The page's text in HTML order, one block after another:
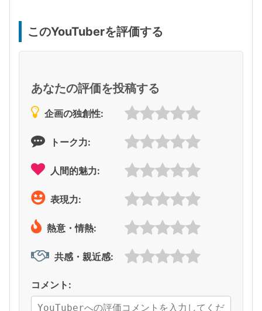
このYouTuberを評価する
あなたの評価を投稿する
企画の独創性:
トーク力:
人間的魅力:
表現力:
熱意・情熱:
共感・親近感:
コメント: